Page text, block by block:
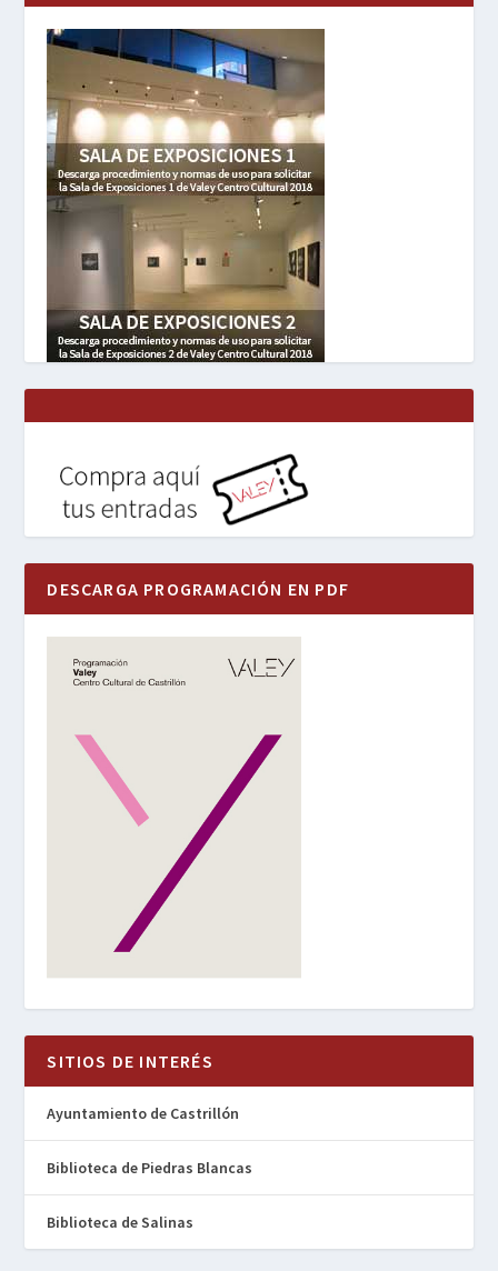
DESCARGA PROGRAMACIÓN EN PDF
SITIOS DE INTERÉS
Ayuntamiento de Castrillón
Biblioteca de Piedras Blancas
Biblioteca de Salinas